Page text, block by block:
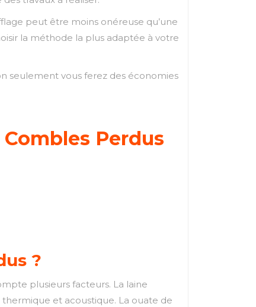
peut être moins onéreuse qu’une
la méthode la plus adaptée à votre
seulement vous ferez des économies
Perdus
?
plusieurs facteurs. La laine
et acoustique. La ouate de